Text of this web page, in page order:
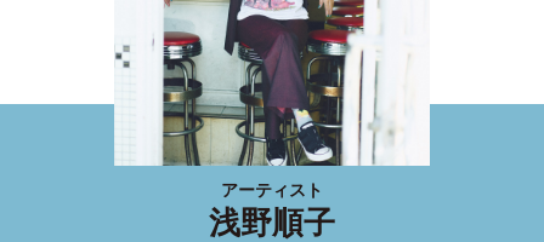
アーティスト
浅野順子